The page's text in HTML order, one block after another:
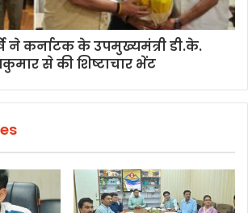
ने कर्नाटक के उपमुख्यमंत्री डी.के.
से की शिष्टाचार भेंट